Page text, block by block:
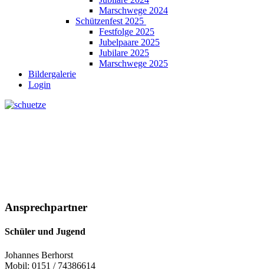
Marschwege 2024
Schützenfest 2025
Festfolge 2025
Jubelpaare 2025
Jubilare 2025
Marschwege 2025
Bildergalerie
Login
Ansprechpartner
Schüler und Jugend
Johannes Berhorst
Mobil: 0151 / 74386614